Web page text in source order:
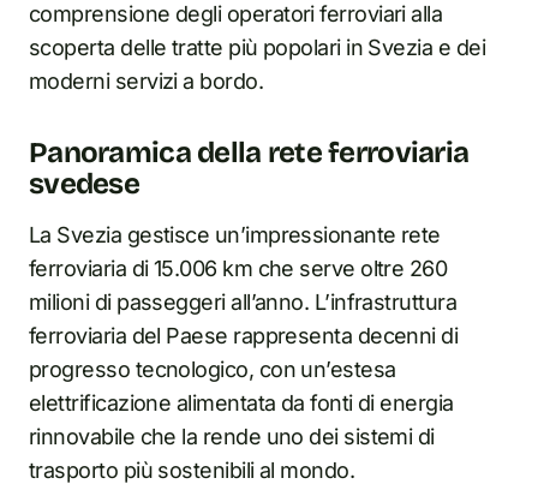
comprensione degli operatori ferroviari alla
scoperta delle tratte più popolari in Svezia e dei
moderni servizi a bordo.
Panoramica della rete ferroviaria
svedese
La Svezia gestisce un’impressionante rete
ferroviaria di 15.006 km che serve oltre 260
milioni di passeggeri all’anno. L’infrastruttura
ferroviaria del Paese rappresenta decenni di
progresso tecnologico, con un’estesa
elettrificazione alimentata da fonti di energia
rinnovabile che la rende uno dei sistemi di
trasporto più sostenibili al mondo.